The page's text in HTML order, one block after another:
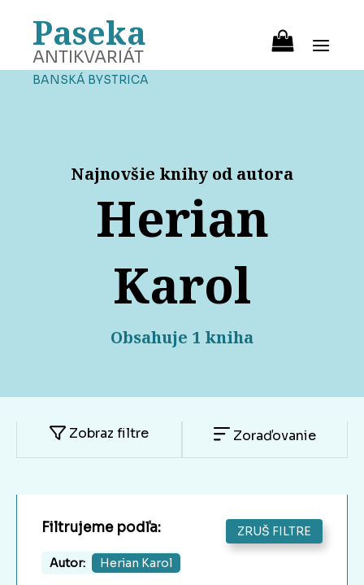
Paseka
ANTIKVARIÁT
BANSKÁ BYSTRICA
Najnovšie knihy od autora
Herian
Karol
Obsahuje 1 kniha
Zobraz filtre Zoraďovanie
Filtrujeme podľa: ZRUŠ FILTRE
Autor: Herian Karol